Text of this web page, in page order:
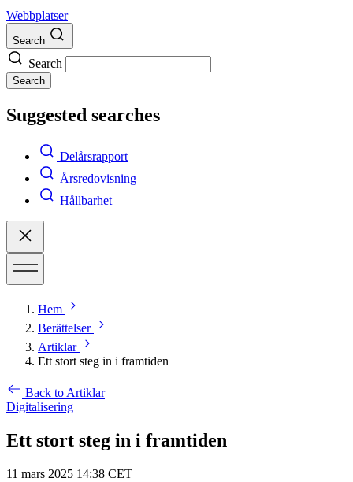
Webbplatser
Search
Search
Search
Suggested searches
Delårsrapport
Årsredovisning
Hållbarhet
Hem
Berättelser
Artiklar
Ett stort steg in i framtiden
Back to Artiklar
Digitalisering
Ett stort steg in i framtiden
11 mars 2025 14:38 CET